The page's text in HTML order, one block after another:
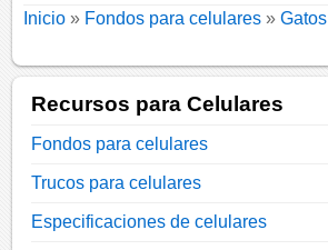
Inicio » Fondos para celulares »Gatos
Recursos para Celulares
Fondos para celulares
Trucos para celulares
Especificaciones de celulares